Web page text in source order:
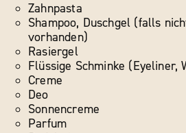
Zahnpasta
Shampoo, Duschgel (falls
vorhanden)
Rasiergel
Flüssige Schminke (Eyeliner,
Creme
Deo
Sonnencreme
Parfum